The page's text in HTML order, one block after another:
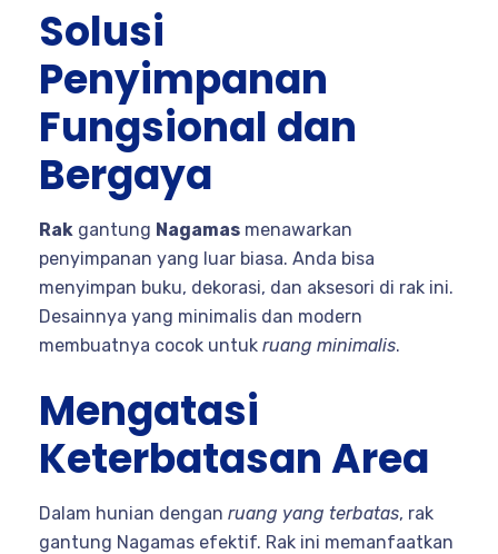
Solusi
Penyimpanan
Fungsional dan
Bergaya
Rak gantung Nagamas menawarkan
penyimpanan yang luar biasa. Anda bisa
menyimpan buku, dekorasi, dan aksesori di rak ini.
Desainnya yang minimalis dan modern
membuatnya cocok untuk ruang minimalis.
Mengatasi
Keterbatasan Area
Dalam hunian dengan ruang yang terbatas, rak
gantung Nagamas efektif. Rak ini memanfaatkan